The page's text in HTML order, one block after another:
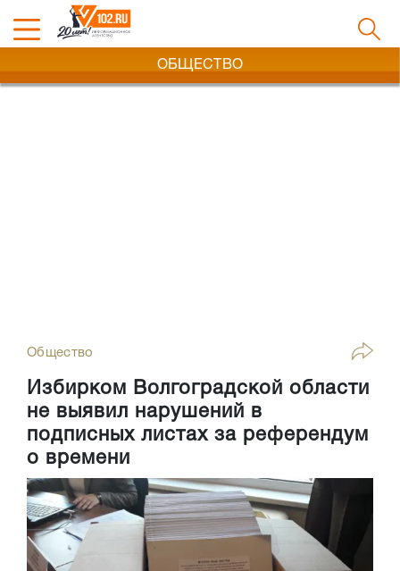
ОБЩЕСТВО
Общество
Избирком Волгоградской области
не выявил нарушений в
подписных листах за референдум
о времени